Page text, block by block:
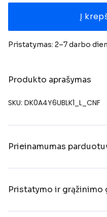
Į
Pristatymas: 2–7 darbo
Produkto aprašymas
SKU: DK0A4Y6UBLK1_L_CNF
Prieinamumas
Pristatymo ir grąžinimo